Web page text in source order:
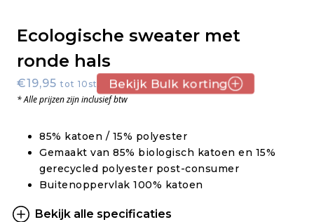
Ecologische sweater met
ronde hals
€19,95tot 10st. Bekijk Bulk korting
* Alle prijzen zijn inclusief btw
85% katoen / 15% polyester
Gemaakt van 85% biologisch katoen en 15%
gerecycled polyester post-consumer
Buitenoppervlak 100% katoen
Bekijk alle specificaties